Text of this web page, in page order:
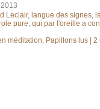
Leclair, langue des signes,
pure, qui par l'oreille a
méditation, Papillons lus 2